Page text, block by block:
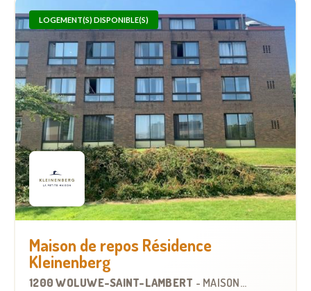
LOGEMENT(S) DISPONIBLE(S)
Maison de repos Résidence
Kleinenberg
1200 WOLUWE-SAINT-LAMBERT - MAISON DE REPOS